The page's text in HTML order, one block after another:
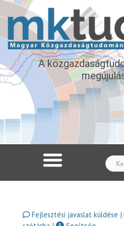
A
Fejlesztési javaslat küldése |